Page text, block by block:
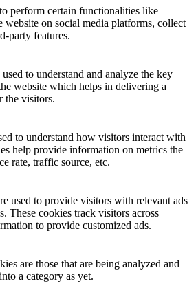
perform certain functionalities like
website on social media platforms, collect
party features.
to understand and analyze the key
website which helps in delivering a
the visitors.
to understand how visitors interact with
help provide information on metrics the
rate, traffic source, etc.
used to provide visitors with relevant ads
These cookies track visitors across
to provide customized ads.
are those that are being analyzed and
a category as yet.